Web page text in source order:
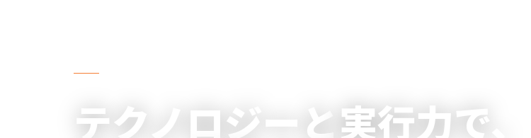
テクノロジーと 実行力で、